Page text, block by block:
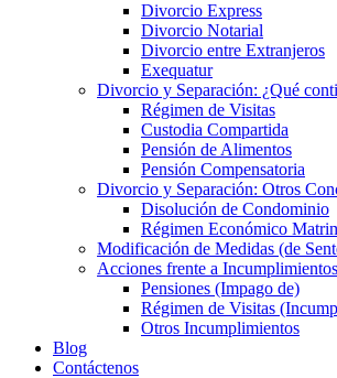
Divorcio Express
Divorcio Notarial
Divorcio entre Extranjeros
Exequatur
Divorcio y Separación: ¿Qué
Régimen de Visitas
Custodia Compartida
Pensión de Alimentos
Pensión Compensatoria
Divorcio y Separación: Otros
Disolución de Condominio
Régimen Económico
Modificación de Medidas (de
Acciones frente a
Pensiones (Impago de)
Régimen de Visitas
Otros Incumplimientos
Blog
Contáctenos